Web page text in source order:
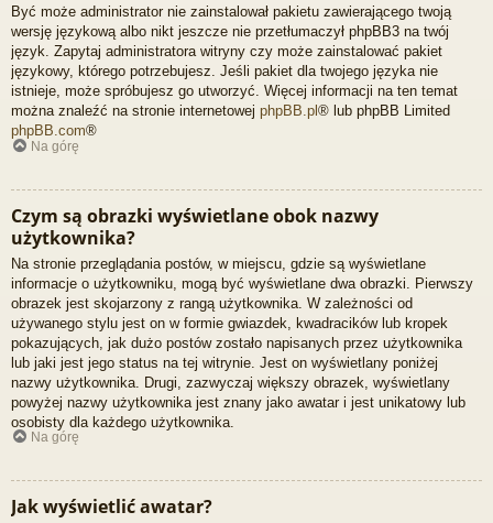
Być może administrator nie zainstalował pakietu zawierającego twoją
wersję językową albo nikt jeszcze nie przetłumaczył phpBB3 na twój
język. Zapytaj administratora witryny czy może zainstalować pakiet
językowy, którego potrzebujesz. Jeśli pakiet dla twojego języka nie
istnieje, może spróbujesz go utworzyć. Więcej informacji na ten temat
można znaleźć na stronie internetowej phpBB.pl ® lub phpBB Limited
phpBB.com®
Na górę
Czym są obrazki wyświetlane obok nazwy
użytkownika?
Na stronie przeglądania postów, w miejscu, gdzie są wyświetlane
informacje o użytkowniku, mogą być wyświetlane dwa obrazki. Pierwszy
obrazek jest skojarzony z rangą użytkownika. W zależności od
używanego stylu jest on w formie gwiazdek, kwadracików lub kropek
pokazujących, jak dużo postów zostało napisanych przez użytkownika
lub jaki jest jego status na tej witrynie. Jest on wyświetlany poniżej
nazwy użytkownika. Drugi, zazwyczaj większy obrazek, wyświetlany
powyżej nazwy użytkownika jest znany jako awatar i jest unikatowy lub
osobisty dla każdego użytkownika.
Na górę
Jak wyświetlić awatar?